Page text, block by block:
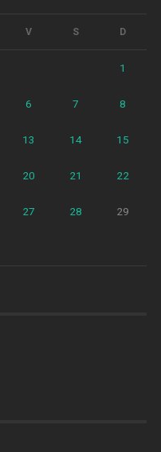
V S D
1
6 7 8
13 14 15
20 21 22
27 28 29